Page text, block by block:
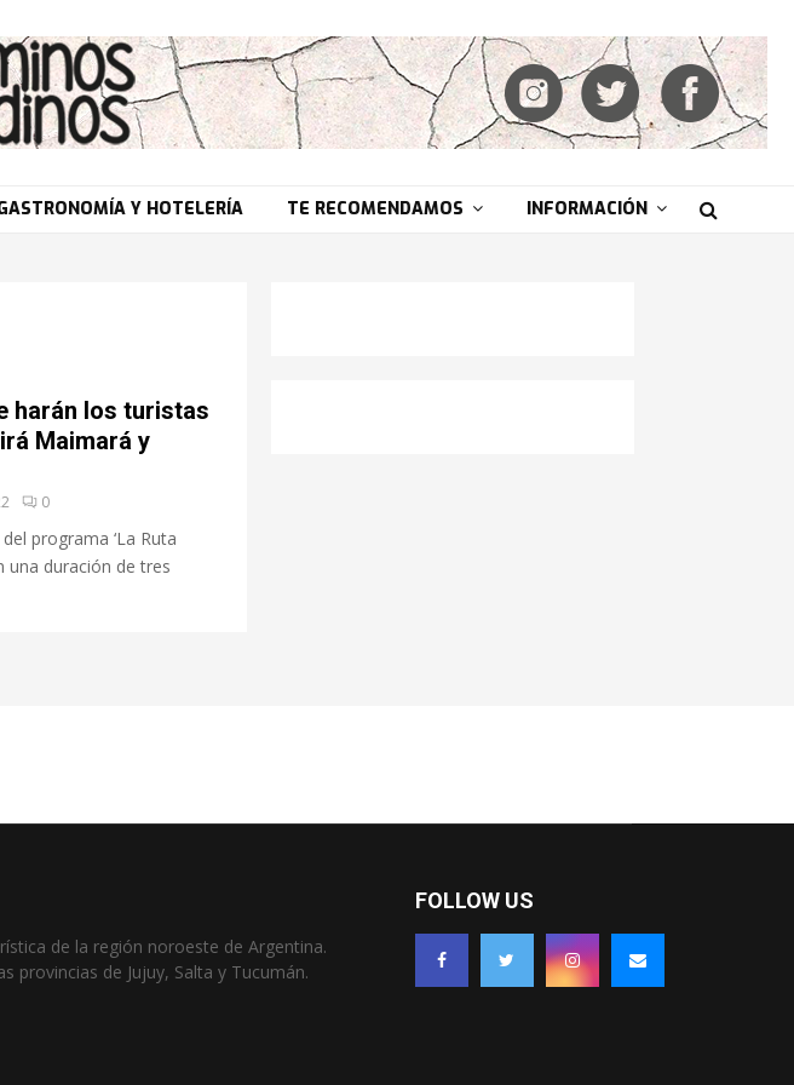
Y HOTELERÍA TE RECOMENDAMOS INFORMACIÓN
harán los turistas
Maimará y
0
programa ‘La Ruta
una duración de tres
de la región noroeste de Argentina.
provincias de Jujuy, Salta y Tucumán.
FOLLOW US